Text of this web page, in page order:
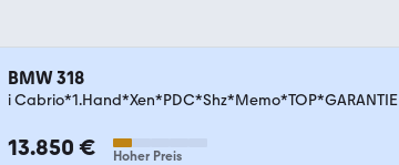
BMW 318
i Cabrio*1.Hand*Xen*PDC*Shz*Memo*TOP*GARANTIE
13.850 € Hoher Preis